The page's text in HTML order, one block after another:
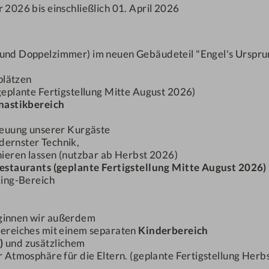
2026 bis einschließlich 01. April 2026
Doppelzimmer) im neuen Gebäudeteil "Engel's
Fertigstellung Mitte August 2026)
unserer Kurgäste
Technik,
lassen (nutzbar ab Herbst 2026)
(geplante Fertigstellung Mitte August 2026)
Bereich
wir außerdem
mit einem separaten Kinderbereich
und zusätzlichem
für die Eltern. (geplante Fertigstellung
und Föhn
und können
schenken Ihnen eine
DETAILS